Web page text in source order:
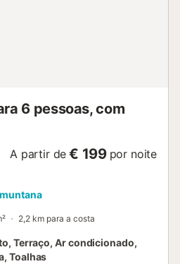
6 pessoas, com
A partir de € 199 por noite
2,2 km para a costa
Terraço, Ar condicionado,
Toalhas